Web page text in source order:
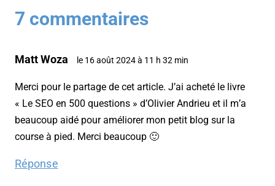
7 commentaires
Matt Woza le 16 août 2024 à 11 h 32 min
Merci pour le partage de cet article. J’ai acheté le livre
« Le SEO en 500 questions » d’Olivier Andrieu et il m’a
beaucoup aidé pour améliorer mon petit blog sur la
course à pied. Merci beaucoup 🙂
Réponse